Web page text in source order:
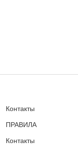
Контакты
ПРАВИЛА
Контакты